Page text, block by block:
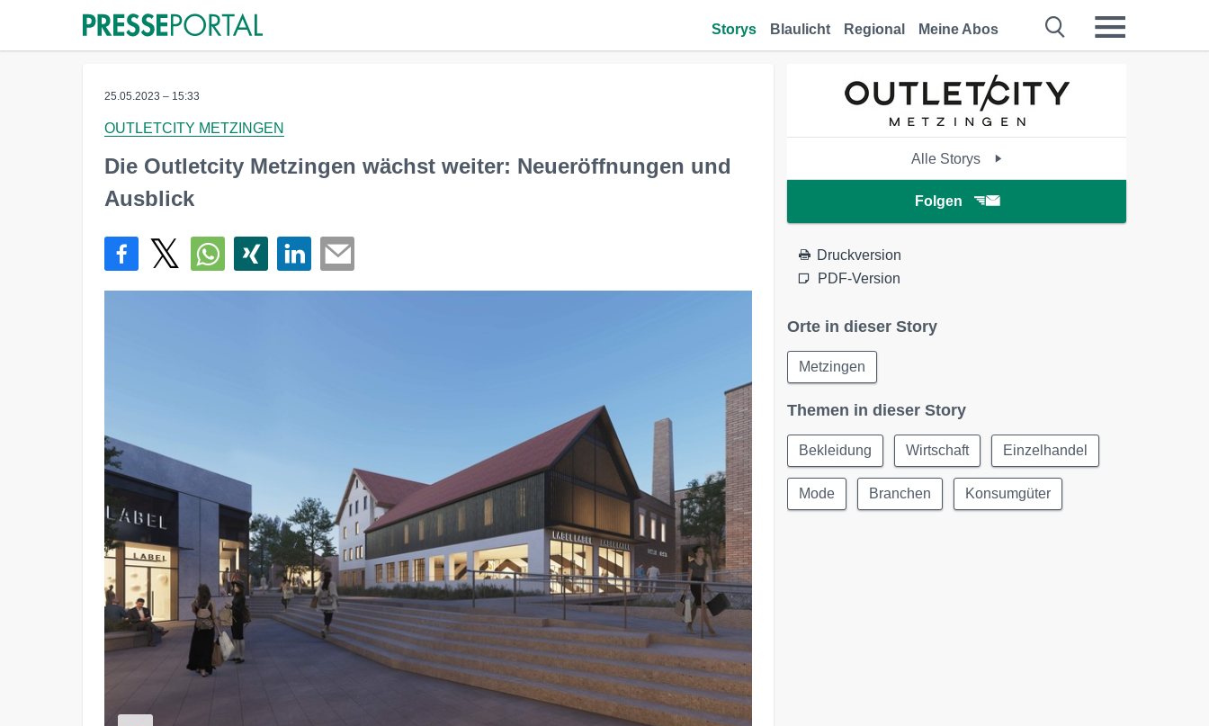
Storys Blaulicht Regional Meine Abos
25.05.2023 – 15:33
OUTLETCITY METZINGEN
Die Outletcity Metzingen wächst weiter: Neueröffnungen und
Ausblick
Alle Storys
Folgen
Druckversion
PDF-Version
Orte in dieser Story
Metzingen
Themen in dieser Story
Bekleidung Wirtschaft Einzelhandel
Mode Branchen Konsumgüter